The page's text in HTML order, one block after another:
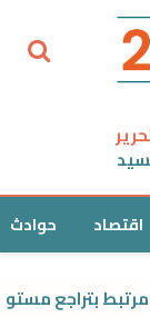
اقتصاد حوادث
بتراجع